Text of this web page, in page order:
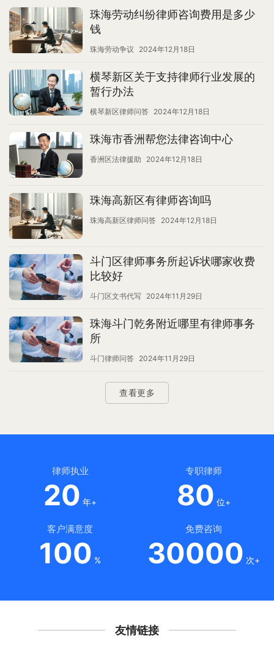
珠海劳动纠纷律师咨询费用是多少
钱
珠海劳动争议 2024年12月18日
横琴新区关于支持律师行业发展的
暂行办法
横琴新区律师问答 2024年12月18日
珠海市香洲帮您法律咨询中心
香洲区法律援助 2024年12月18日
珠海高新区有律师咨询吗
珠海高新区律师问答 2024年12月18日
斗门区律师事务所起诉状哪家收费
比较好
斗门区文书代写 2024年11月29日
珠海斗门乾务附近哪里有律师事务
所
斗门律师问答 2024年11月29日
查看更多
律师执业
20 年+
专职律师
80 位+
客户满意度
100 %
免费咨询
30000 次+
友情链接